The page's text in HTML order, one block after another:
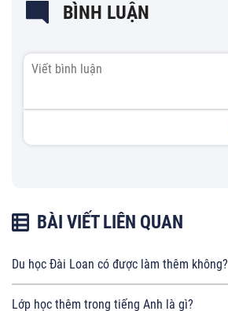
BÌNH LUẬN
BÀI VIẾT LIÊN QUAN
Du học Đài Loan có được làm thêm không?
Lớp học thêm trong tiếng Anh là gì?